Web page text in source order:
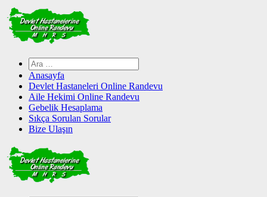
Skip
to
content
Arama:
Anasayfa
Devlet Hastaneleri Online Randevu
Aile Hekimi Online Randevu
Gebelik Hesaplama
Sıkça Sorulan Sorular
Bize Ulaşın